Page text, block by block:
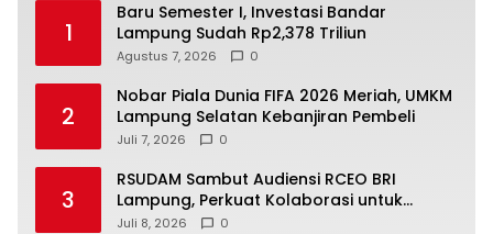
1
Baru Semester I, Investasi Bandar
Lampung Sudah Rp2,378 Triliun
Agustus 7, 2026 0
2
Nobar Piala Dunia FIFA 2026 Meriah, UMKM
Lampung Selatan Kebanjiran Pembeli
Juli 7, 2026 0
3
RSUDAM Sambut Audiensi RCEO BRI
Lampung, Perkuat Kolaborasi untuk
Pengembangan Layanan dan SDM
Juli 8, 2026 0